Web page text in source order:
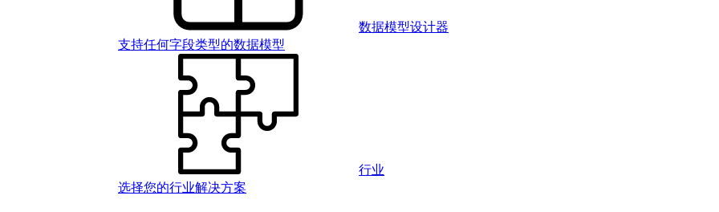
数据模型设计器
支持任何字段类型的数据模型
行业
选择您的行业解决方案